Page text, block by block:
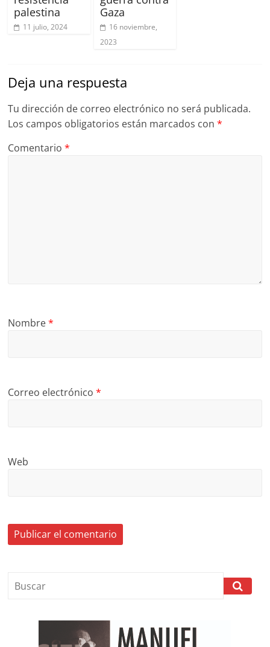
palestina
11 julio, 2024
Gaza
16 noviembre,
2023
Deja una respuesta
Tu dirección de correo electrónico no será publicada.
Los campos obligatorios están marcados con*
Comentario*
Nombre*
Correo electrónico*
Web